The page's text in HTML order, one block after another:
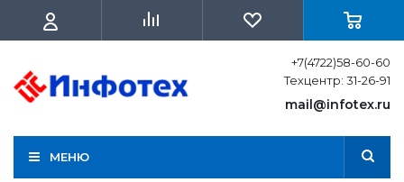
+7(4722)58-60-60
Техцентр: 31-26-91
mail@infotex.ru
МЕНЮ